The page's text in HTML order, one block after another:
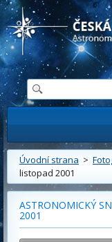
Česká astronomická
Úvodní strana >
listopad 2001
ASTRONOMICKÝ
2001